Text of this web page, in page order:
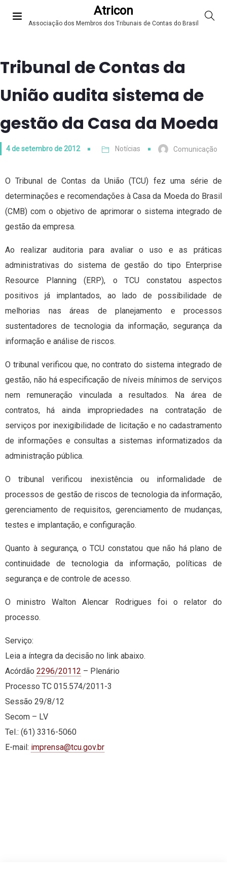
Atricon
Associação dos Membros dos Tribunais de Contas do Brasil
Tribunal de Contas da
União audita sistema de
gestão da Casa da Moeda
4 de setembro de 2012 Notícias Comunicação
O Tribunal de Contas da União (TCU) fez uma série de
determinações e recomendações à Casa da Moeda do Brasil
(CMB) com o objetivo de aprimorar o sistema integrado de
gestão da empresa.
Ao realizar auditoria para avaliar o uso e as práticas
administrativas do sistema de gestão do tipo Enterprise
Resource Planning (ERP), o TCU constatou aspectos
positivos já implantados, ao lado de possibilidade de
melhorias nas áreas de planejamento e processos
sustentadores de tecnologia da informação, segurança da
informação e análise de riscos.
O tribunal verificou que, no contrato do sistema integrado de
gestão, não há especificação de níveis mínimos de serviços
nem remuneração vinculada a resultados. Na área de
contratos, há ainda impropriedades na contratação de
serviços por inexigibilidade de licitação e no cadastramento
de informações e consultas a sistemas informatizados da
administração pública.
O tribunal verificou inexistência ou informalidade de
processos de gestão de riscos de tecnologia da informação,
gerenciamento de requisitos, gerenciamento de mudanças,
testes e implantação, e configuração.
Quanto à segurança, o TCU constatou que não há plano de
continuidade de tecnologia da informação, políticas de
segurança e de controle de acesso.
O ministro Walton Alencar Rodrigues foi o relator do
processo.
Serviço:
Leia a íntegra da decisão no link abaixo.
Acórdão 2296/20112 – Plenário
Processo TC 015.574/2011-3
Sessão 29/8/12
Secom – LV
Tel.: (61) 3316-5060
E-mail: imprensa@tcu.gov.br